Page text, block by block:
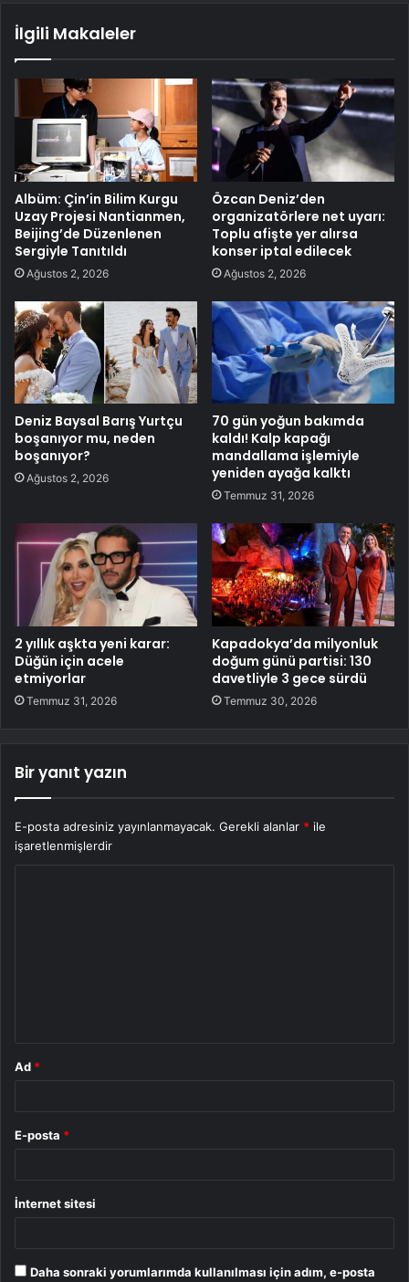
İlgili Makaleler
Albüm: Çin’in Bilim Kurgu
Uzay Projesi Nantianmen,
Beijing’de Düzenlenen
Sergiyle Tanıtıldı
Ağustos 2, 2026
Özcan Deniz’den
organizatörlere net uyarı:
Toplu afişte yer alırsa
konser iptal edilecek
Ağustos 2, 2026
Deniz Baysal Barış Yurtçu
boşanıyor mu, neden
boşanıyor?
Ağustos 2, 2026
70 gün yoğun bakımda
kaldı! Kalp kapağı
mandallama işlemiyle
yeniden ayağa kalktı
Temmuz 31, 2026
2 yıllık aşkta yeni karar:
Düğün için acele
etmiyorlar
Temmuz 31, 2026
Kapadokya’da milyonluk
doğum günü partisi: 130
davetliyle 3 gece sürdü
Temmuz 30, 2026
Bir yanıt yazın
E-posta adresiniz yayınlanmayacak. Gerekli alanlar * ile
işaretlenmişlerdir
Ad *
E-posta *
İnternet sitesi
Daha sonraki yorumlarımda kullanılması için adım, e-posta